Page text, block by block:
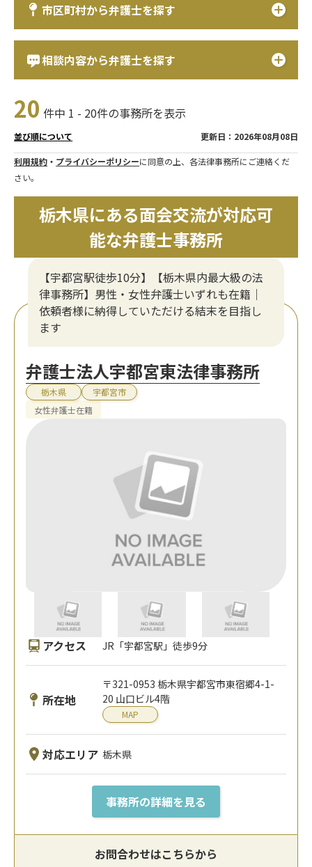
市区町村から弁護士を探す
相談内容から弁護士を探す
20 件中 1 - 20件の事務所を表示
並び順について 更新日：2026年08月08日
利用規約 ・ プライバシーポリシーに同意の上、各法律事務所にご連絡くだ
さい。
栃木県にある面会交流が対応可
能な弁護士事務所
【宇都宮駅徒歩10分】【栃木県内最大級の法
律事務所】男性・女性弁護士いずれも在籍｜
依頼者様に納得していただける結末を目指し
ます
弁護士法人宇都宮東法律事務所
栃木県
宇都宮市
女性弁護士在籍
アクセス JR「宇都宮駅」徒歩9分
所在地
〒321-0953 栃木県宇都宮市東宿郷4-1-
20 山口ビル4階
MAP
対応エリア 栃木県
事務所の詳細を見る
お問合わせはこちらから